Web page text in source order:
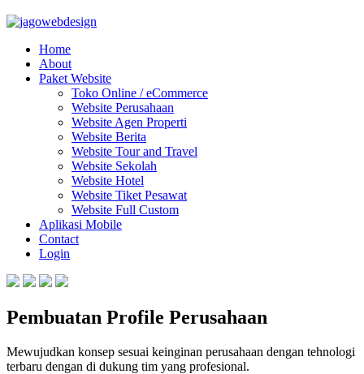
Home
About
Paket Website
Toko Online / eCommerce
Website Perusahaan
Website Agen Properti
Website Berita
Website Tour and Travel
Website Sekolah
Website Hotel
Website Tiket Pesawat
Website Full Custom
Aplikasi Mobile
Contact
Login
Pembuatan Profile Perusahaan
Mewujudkan konsep sesuai keinginan perusahaan dengan tehnologi
terbaru dengan di dukung tim yang profesional.